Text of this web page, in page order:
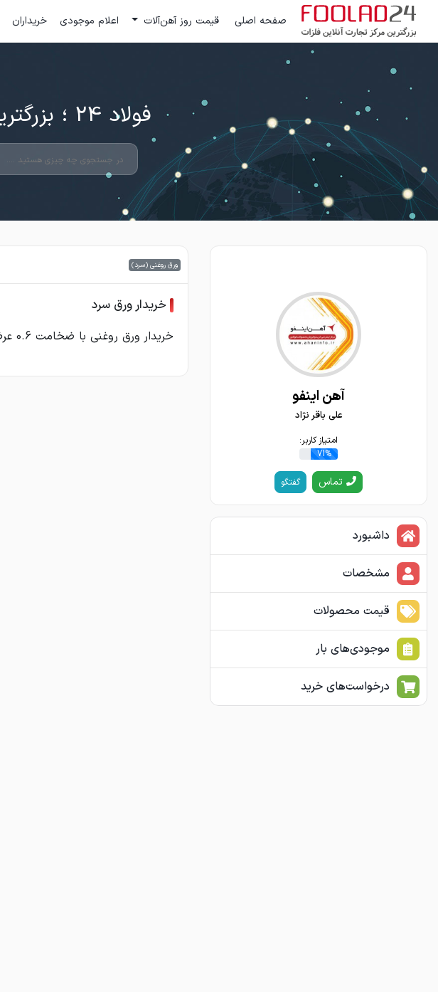
صفحه اصلی قیمت روز آهن‌آلات اعلام موجودی خریداران
فولاد 24 ؛ بزرگترین مرکز تجارت آنلاین فلزات
آهن اینفو
علی باقر نژاد
امتیاز کاربر:
71%
تماس گفتگو
داشبورد
مشخصات
قیمت محصولات
موجودی‌های بار
درخواست‌های خرید
ورق روغنی (سرد)
خریدار ورق سرد
خریدار ورق روغنی با ضخامت 0.6 عرض 1250 ظرفیت/انبار اصفهان هستیم .